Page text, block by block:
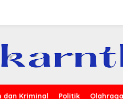
dan Kriminal Politik Olahraga